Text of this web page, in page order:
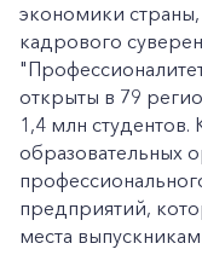
экономики страны,
кадрового
открыты в 79
1,4 млн
образовательных
предприятий,
места